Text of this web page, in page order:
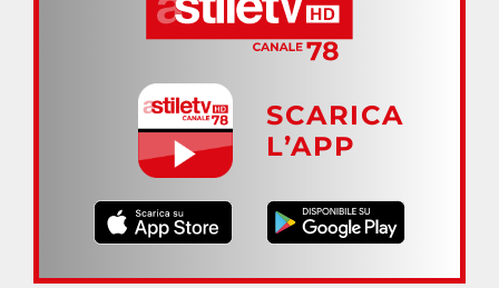
SCARICA
L’APP